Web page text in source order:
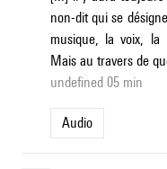
non-dit qui se
musique, la voix, la
Mais au travers de
undefined 05 min
Audio